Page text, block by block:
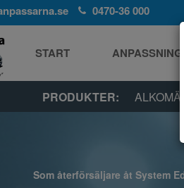
0470-36 000
START
PRODUKTER:
Som återförsäljare åt System